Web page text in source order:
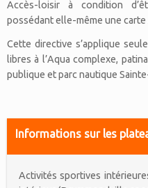
Accès-loisir à condition
possédant elle-même une
Cette directive s’applique
libres à l’Aqua complexe,
publique et parc nautique
Informations sur les
Activités sportives